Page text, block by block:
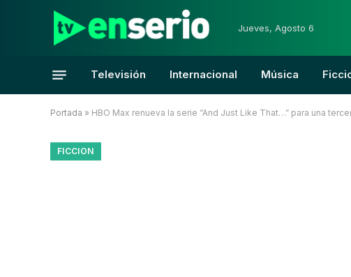
Jueves, Agosto 6
Televisión Internacional Música
Portada » HBO Max renueva la serie “And Just Like That…” para una
FICCION